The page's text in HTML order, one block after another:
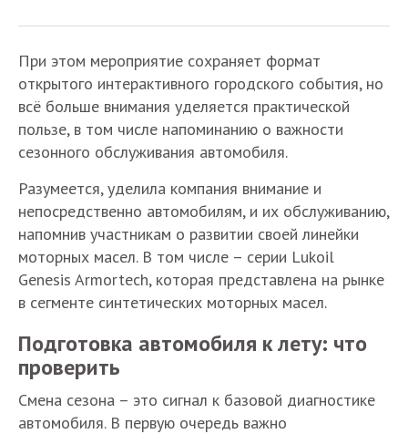
При этом мероприятие сохраняет формат
открытого интерактивного городского события, но
всё больше внимания уделяется практической
пользе, в том числе напоминанию о важности
сезонного обслуживания автомобиля.
Разумеется, уделила компания внимание и
непосредственно автомобилям, и их обслуживанию,
напомнив участникам о развитии своей линейки
моторных масел. В том числе – серии Lukoil
Genesis Armortech, которая представлена на рынке
в сегменте синтетических моторных масел.
Подготовка автомобиля к лету: что
проверить
Смена сезона – это сигнал к базовой диагностике
автомобиля. В первую очередь важно